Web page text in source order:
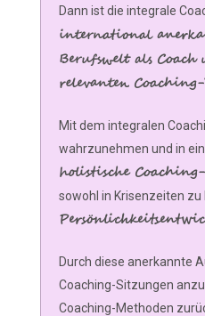
Dann ist die integrale
international
Berufswelt als
relevanten
Mit dem integralen
wahrzunehmen und in
holistische
sowohl in Krisenzeiten
Durch diese anerkannte
Coaching-Sitzungen
Coaching-Methoden